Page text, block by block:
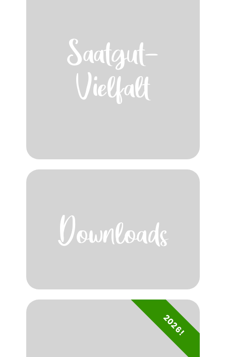
Saatgut-
Vielfalt
Downloads
2026!